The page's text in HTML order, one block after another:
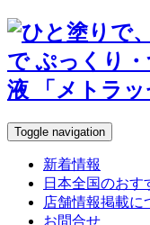
Toggle navigation
新着情報
日本全国のおす
店舗情報掲載に
お問合せ